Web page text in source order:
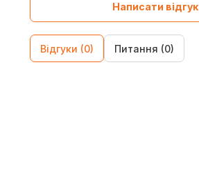
Написати відгук
Відгуки (0) Питання (0)